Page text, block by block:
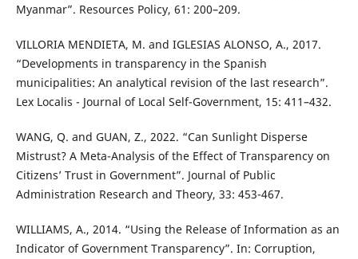
Myanmar”. Resources Policy, 61: 200–209.
VILLORIA MENDIETA, M. and IGLESIAS ALONSO, A., 2017.
“Developments in transparency in the Spanish
municipalities: An analytical revision of the last research”.
Lex Localis - Journal of Local Self-Government, 15: 411–432.
WANG, Q. and GUAN, Z., 2022. “Can Sunlight Disperse
Mistrust? A Meta-Analysis of the Effect of Transparency on
Citizens’ Trust in Government”. Journal of Public
Administration Research and Theory, 33: 453-467.
WILLIAMS, A., 2014. “Using the Release of Information as an
Indicator of Government Transparency”. In: Corruption,